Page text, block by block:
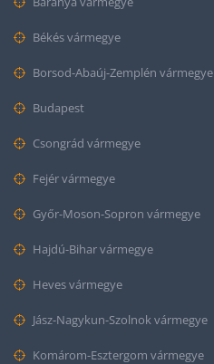
Békés vármegye
Borsod-Abaúj-Zemplén vármegye
Budapest
Csongrád vármegye
Fejér vármegye
Győr-Moson-Sopron vármegye
Hajdú-Bihar vármegye
Heves vármegye
Jász-Nagykun-Szolnok vármegye
Komárom-Esztergom vármegye